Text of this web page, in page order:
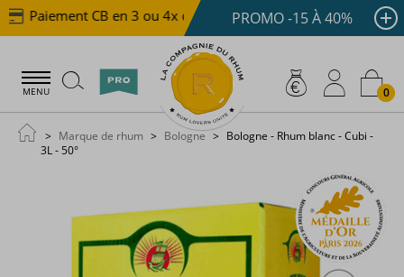
Paiement CB en 3 ou 4x dès 100 € Livraison offerte
PROMO -15 À 40%
MENU 0
Marque de rhum Bologne
Bologne - Rhum blanc - Cubi -
3L - 50°